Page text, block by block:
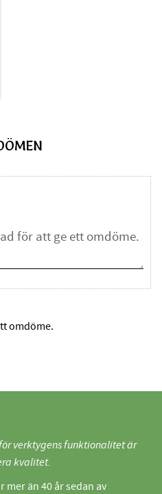
omdöme.
till i favoriter
verktygens funktionalitet är
kvalitet.
mer än 40 år sedan av